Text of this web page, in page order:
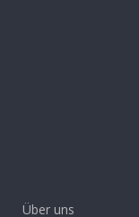
Über uns